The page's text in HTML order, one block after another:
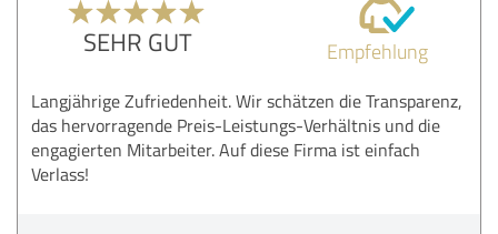
SEHR GUT Empfehlung
Langjährige Zufriedenheit. Wir schätzen die Transparenz,
das hervorragende Preis-Leistungs-Verhältnis und die
engagierten Mitarbeiter. Auf diese Firma ist einfach
Verlass!